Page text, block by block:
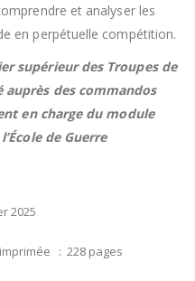
et analyser les
en perpétuelle compétition.
supérieur des Troupes de
des commandos
en charge du module
de Guerre
2025
Nombre de pages de l’édition imprimée ‏ : ‎ 228 pages